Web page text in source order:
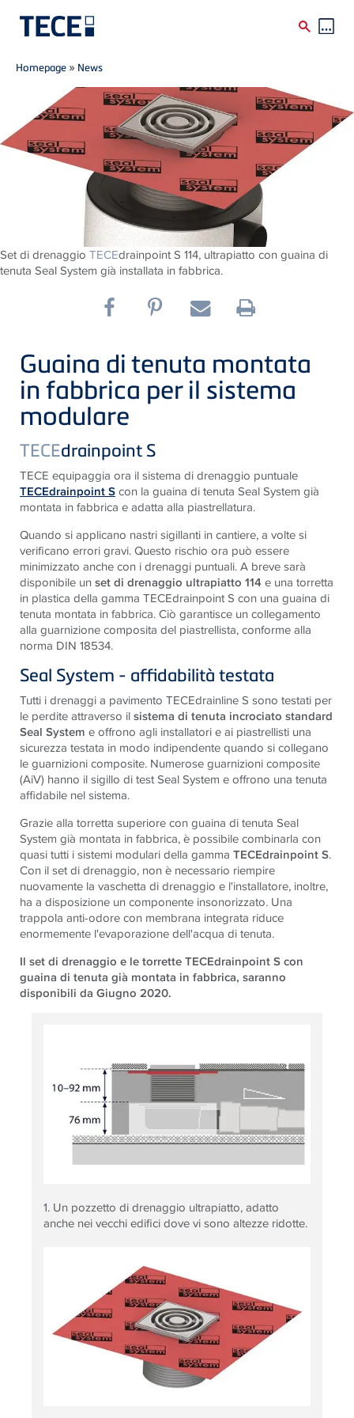
Skip to main content
Breadcrumb
Homepage » News
Set di drenaggio TECEdrainpoint S 114, ultrapiatto con guaina di
tenuta Seal System già installata in fabbrica.
Guaina di tenuta montata
in fabbrica per il sistema
modulare
TECEdrainpoint S
TECE equipaggia ora il sistema di drenaggio puntuale
TECEdrainpoint Scon la guaina di tenuta Seal System già
montata in fabbrica e adatta alla piastrellatura.
Quando si applicano nastri sigillanti in cantiere, a volte si
verificano errori gravi. Questo rischio ora può essere
minimizzato anche con i drenaggi puntuali. A breve sarà
disponibile unset di drenaggio ultrapiatto 114e una torretta
in plastica della gamma TECEdrainpoint S con una guaina di
tenuta montata in fabbrica. Ciò garantisce un collegamento
alla guarnizione composita del piastrellista, conforme alla
norma DIN 18534.
Seal System - affidabilità testata
Tutti i drenaggi a pavimento TECEdrainline S sono testati per
le perdite attraverso ilsistema di tenuta incrociato standard
Seal System e offrono agli installatori e ai piastrellisti una
sicurezza testata in modo indipendente quando si collegano
le guarnizioni composite. Numerose guarnizioni composite
(AiV) hanno il sigillo di test Seal System e offrono una tenuta
affidabile nel sistema.
Grazie alla torretta superiore con guaina di tenuta Seal
System già montata in fabbrica, è possibile combinarla con
quasi tutti i sistemi modulari della gamma TECEdrainpoint S.
Con il set di drenaggio, non è necessario riempire
nuovamente la vaschetta di drenaggio e l'installatore, inoltre,
ha a disposizione un componente insonorizzato. Una
trappola anti-odore con membrana integrata riduce
enormemente l'evaporazione dell'acqua di tenuta.
Il set di drenaggio e le torrette TECEdrainpoint S con
guaina di tenuta già montata in fabbrica, saranno
disponibili da Giugno 2020.
1. Un pozzetto di drenaggio ultrapiatto, adatto
anche nei vecchi edifici dove vi sono altezze ridotte.